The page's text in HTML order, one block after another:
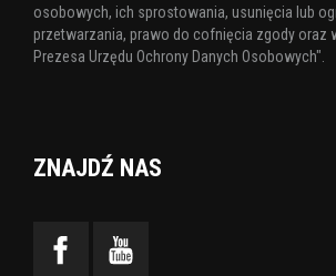
osobowych, ich sprostowania, usunięcia lub
przetwarzania, prawo do cofnięcia zgody oraz
Prezesa Urzędu Ochrony Danych Osobowych".
ZNAJDŹ NAS